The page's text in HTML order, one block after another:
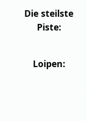
Die steilste
Piste:
Loipen: